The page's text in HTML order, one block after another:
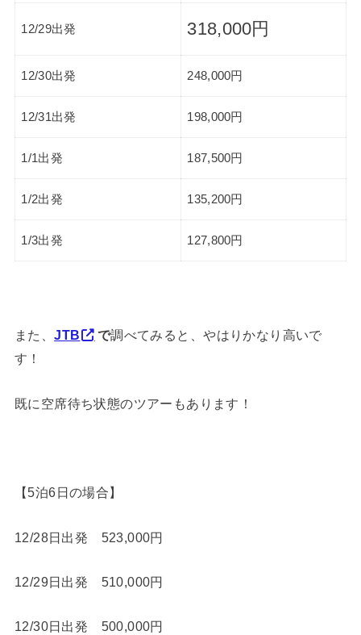
12/29出発 318,000円
12/30出発 248,000円
12/31出発 198,000円
1/1出発 187,500円
1/2出発 135,200円
1/3出発 127,800円
また、JTB で調べてみると、やはりかなり高いで
す！
既に空席待ち状態のツアーもあります！
【5泊6日の場合】
12/28日出発 523,000円
12/29日出発 510,000円
12/30日出発 500,000円